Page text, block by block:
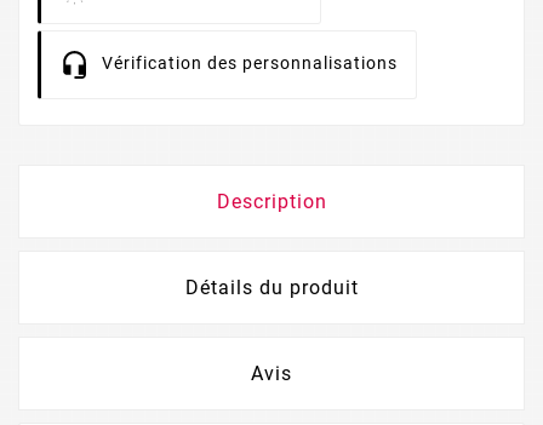
Vérification des personnalisations
Description
Détails du produit
Avis